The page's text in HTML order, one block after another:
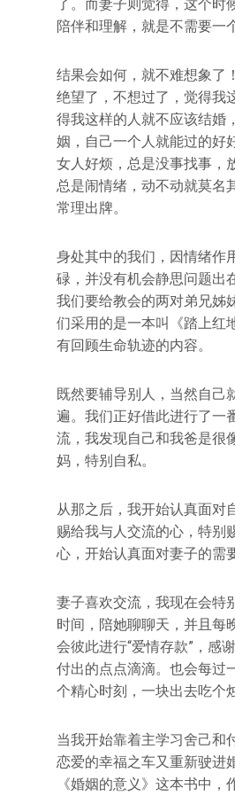
了。而妻子则觉得，这个时
陪伴和理解，就是不需要一
结果会如何，就不难想象了
绝望了，不想过了，觉得我
得我这样的人就不应该结婚
姻，自己一个人就能过的好
女人好烦，总是没事找事，
总是闹情绪，动不动就莫名
常理出牌。
身处其中的我们，因情绪作
碌，并没有机会静思问题出
我们要给教会的两对弟兄姊
们采用的是一本叫《踏上红
有回顾生命轨迹的内容。
既然要辅导别人，当然自己
遍。我们正好借此进行了一
流，我发现自己和我爸是很
妈，特别自私。
从那之后，我开始认真面对
赐给我与人交流的心，特别
心，开始认真面对妻子的需
妻子喜欢交流，我现在会特
时间，陪她聊聊天，并且每
会彼此进行“爱情存款”，感
付出的点点滴滴。也会每过
个精心时刻，一块出去吃个
当我开始靠着主学习舍己和
恋爱的幸福之车又重新驶进
《婚姻的意义》这本书中，